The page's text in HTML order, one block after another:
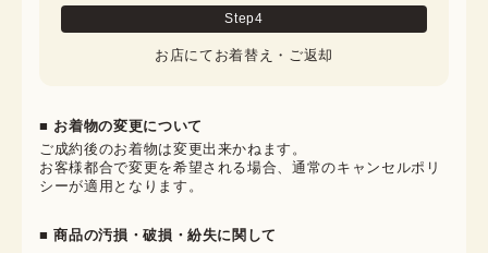
Step4
お店にてお着替え・ご返却
■ お着物の変更について
ご成約後のお着物は変更出来かねます。
お客様都合で変更を希望される場合、通常のキャンセルポリ
シーが適用となります。
■ 商品の汚損・破損・紛失に関して